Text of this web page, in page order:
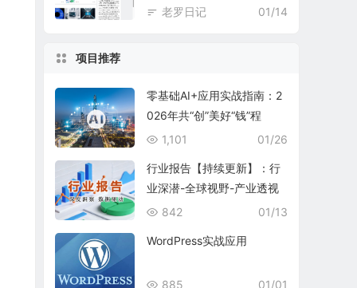
中
01/14
老罗日记
项目推荐
零基础AI+应用实战指南：2
026年共“创”美好“钱”程
01/26
1,101
行业报告【持续更新】：行
业深潜-全球视野-产业透视
01/13
842
WordPress实战应用
01/01
885